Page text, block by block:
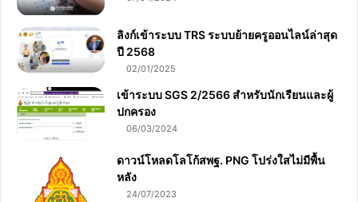
ลิงก์เข้าระบบ TRS ระบบย้ายครูออนไลน์ล่าสุด
ปี 2568
02/01/2025
เข้าระบบ SGS 2/2566 สำหรับนักเรียนและผู้
ปกครอง
06/03/2024
ดาวน์โหลดโลโก้สพฐ. PNG โปร่งใสไม่มีพื้น
หลัง
24/07/2023